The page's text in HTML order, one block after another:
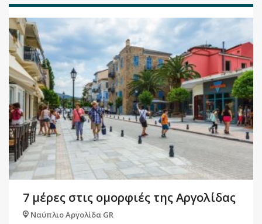
7 μέρες στις ομορφιές της Αργολίδας
Ναύπλιο Αργολίδα GR